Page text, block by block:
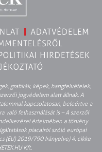
ADATVÉDELEM
HIRDETÉSEK
grafikák, képek, hangfelvételek,
jogvédelem alatt állnak. A
kapcsolatosan, beleértve a
való felhasználását is – A szerzői
értelmében a törvény
piacairól szóló európai
(EU) 2019/790 Irányelve) 4. cikke
Kft.